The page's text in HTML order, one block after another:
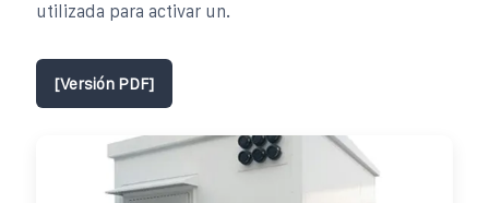
utilizada para activar un.
[Versión PDF]